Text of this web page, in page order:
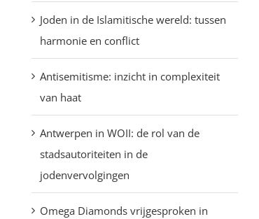
Joden in de Islamitische wereld: tussen
harmonie en conflict
Antisemitisme: inzicht in complexiteit
van haat
Antwerpen in WOII: de rol van de
stadsautoriteiten in de
jodenvervolgingen
Omega Diamonds vrijgesproken in